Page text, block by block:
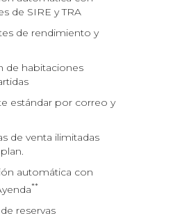
de SIRE y TRA
de rendimiento y
de habitaciones
estándar por correo y
de venta ilimitadas
automática con
**
reservas